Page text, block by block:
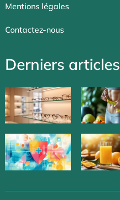
Mentions légales
Contactez-nous
Derniers articles